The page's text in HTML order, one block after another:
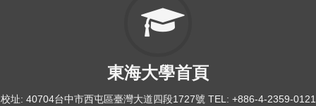
東海大學首頁
校址: 40704台中市西屯區臺灣大道四段1727號 TEL: +886-4-2359-0121